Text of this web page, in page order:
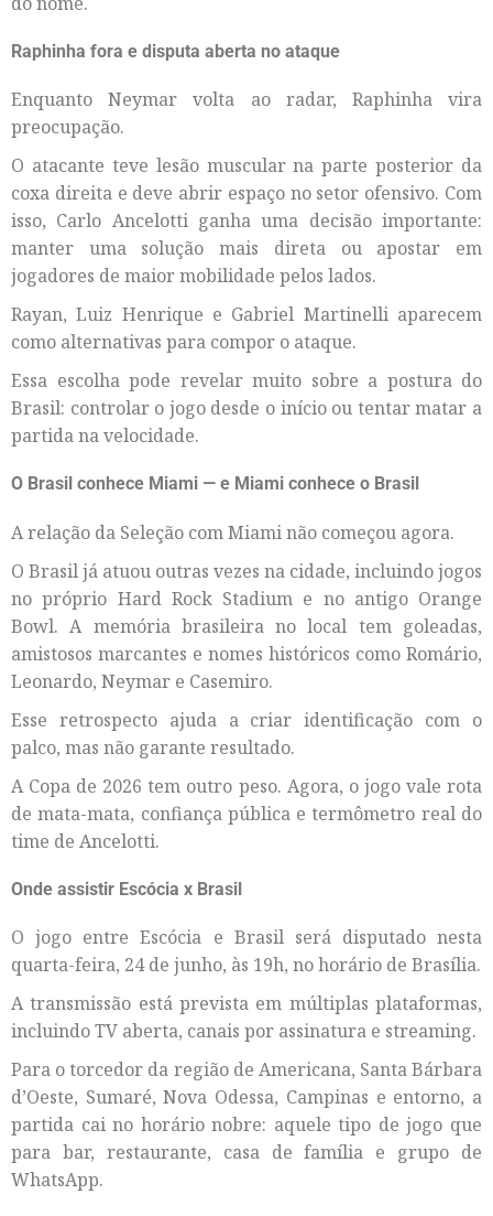
Raphinha fora e disputa aberta no ataque
Enquanto Neymar volta ao radar, Raphinha vira
preocupação.
O atacante teve lesão muscular na parte posterior da
coxa direita e deve abrir espaço no setor ofensivo. Com
isso, Carlo Ancelotti ganha uma decisão importante:
manter uma solução mais direta ou apostar em
jogadores de maior mobilidade pelos lados.
Rayan, Luiz Henrique e Gabriel Martinelli aparecem
como alternativas para compor o ataque.
Essa escolha pode revelar muito sobre a postura do
Brasil: controlar o jogo desde o início ou tentar matar a
partida na velocidade.
O Brasil conhece Miami — e Miami conhece o Brasil
A relação da Seleção com Miami não começou agora.
O Brasil já atuou outras vezes na cidade, incluindo jogos
no próprio Hard Rock Stadium e no antigo Orange
Bowl. A memória brasileira no local tem goleadas,
amistosos marcantes e nomes históricos como Romário,
Leonardo, Neymar e Casemiro.
Esse retrospecto ajuda a criar identificação com o
palco, mas não garante resultado.
A Copa de 2026 tem outro peso. Agora, o jogo vale rota
de mata-mata, confiança pública e termômetro real do
time de Ancelotti.
Onde assistir Escócia x Brasil
O jogo entre Escócia e Brasil será disputado nesta
quarta-feira, 24 de junho, às 19h, no horário de Brasília.
A transmissão está prevista em múltiplas plataformas,
incluindo TV aberta, canais por assinatura e streaming.
Para o torcedor da região de Americana, Santa Bárbara
d’Oeste, Sumaré, Nova Odessa, Campinas e entorno, a
partida cai no horário nobre: aquele tipo de jogo que
para bar, restaurante, casa de família e grupo de
WhatsApp.